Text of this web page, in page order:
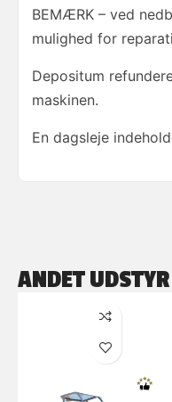
BEMÆRK – ved
mulighed for
Depositum
maskinen.
En dagsleje
ANDET UDSTYR